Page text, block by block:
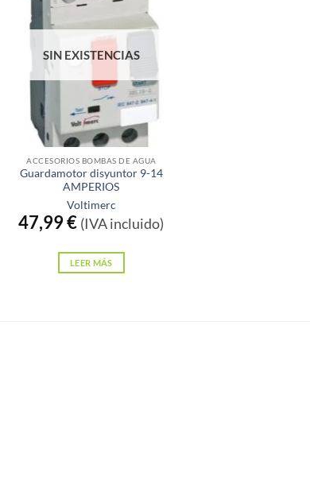
SIN EXISTENCIAS
ACCESORIOS BOMBAS DE AGUA
Guardamotor disyuntor 9-14
AMPERIOS
Voltimerc
47,99€ (IVA incluido)
LEER MÁS